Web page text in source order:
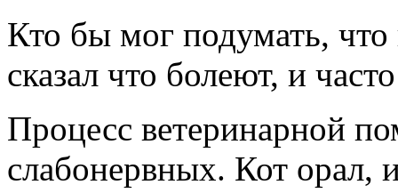
Кто бы мог подумать,
сказал что болеют, и
Процесс ветеринарной
слабонервных. Кот орал,